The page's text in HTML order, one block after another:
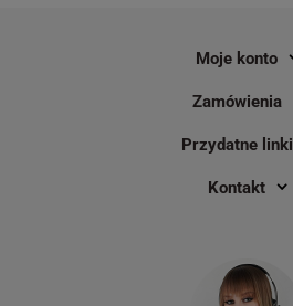
150 mm 300 szt. / kurierskie /
Moje konto
Zamówienia
Przydatne linki
Kontakt